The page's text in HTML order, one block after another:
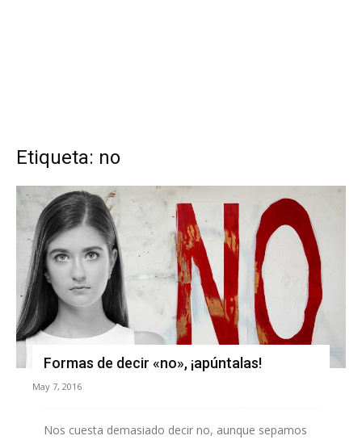
Etiqueta: no
Formas de decir «no», ¡apúntalas!
May 7, 2016
Nos cuesta demasiado decir no, aunque sepamos